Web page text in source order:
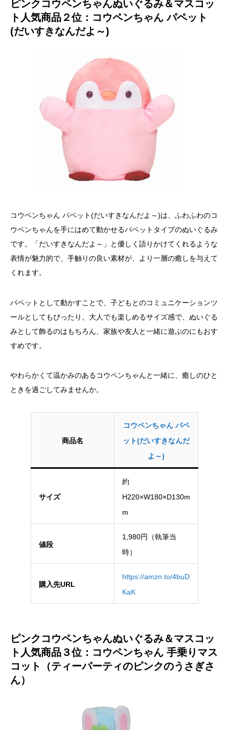
ピンクコウペンちゃんぬいぐるみ＆マスコッ
ト人気商品２位：コウペンちゃん パペット
(だいすきなんだよ～)
コウペンちゃん パペット(だいすきなんだよ～)は、ふわふわのコ
ウペンちゃんを手にはめて動かせるパペットタイプのぬいぐるみ
です。「だいすきなんだよ～」と優しく語りかけてくれるような
表情が魅力的で、手触りの良い素材が、より一層の癒しを与えて
くれます。
パペットとして動かすことで、子どもとのコミュニケーションツ
ールとしてもぴったり。大人でも楽しめるサイズ感で、ぬいぐる
みとして飾るのはもちろん、家族や友人と一緒に遊ぶのにもおす
すめです。
やわらかくて温かみのあるコウペンちゃんと一緒に、癒しのひと
ときを過ごしてみませんか。
商品名
コウペンちゃん パペ
ット(だいすきなんだ
よ～)
サイズ
約
H220×W180×D130m
m
値段
1,980円（執筆当
時）
購入先URL
https://amzn.to/4buD
KaK
ピンクコウペンちゃんぬいぐるみ＆マスコッ
ト人気商品３位：コウペンちゃん 手乗りマス
コット（ティーパーティのピンクのうさぎさ
ん）